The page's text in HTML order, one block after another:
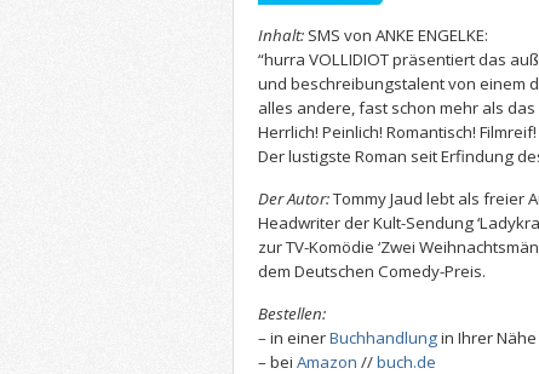
Inhalt: SMS von ANKE ENGELKE:
“hurra VOLLIDIOT präsentiert das
und beschreibungstalent von einem
alles andere, fast schon mehr als das
Herrlich! Peinlich! Romantisch! Filmreif!
Der lustigste Roman seit Erfindung
Der Autor:Tommy Jaud lebt als freier
Headwriter der Kult-Sendung
zur TV-Komödie ‘Zwei
dem Deutschen Comedy-Preis.
Bestellen:
– in einerBuchhandlungin Ihrer Nähe
– bei Amazon //buch.de